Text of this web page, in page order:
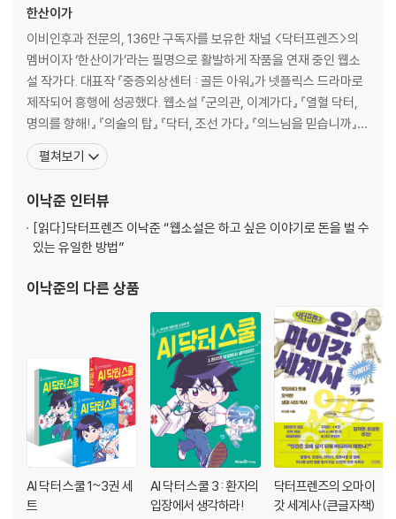
상에 사망률 50%에 가까운 괴사성 근막염까지 발생한 그를 제대로 치료
하려면 대한민국으로 이송해야만 한다. 백강혁은 ‘에어 앰뷸런스’를 요청
했지만 일정 조율과 비용 문제로 며칠을 기다려야 하는 수밖에 없는데….
[도서] 만화 중증외상센터 : 골든아워 5 (초판한정부록 : 한유림 의사증
(책과랩핑) )
대위의 수술을 성공적으로 마친 백강혁과 중증외상 팀. 다행히 별다른 부
사실을 가장 효과적으로 알릴 수 있을지 고민한다. 그런데 곧바로 알리기
는커녕 심각한 얼굴로 기자들에게 이현종 대위의 보호자 연락처를 물어보
는데... 그의 생사를 묻는 기자들과 전화 요청에도 멀쩡히 회복한 사실을 숨
국내 마약 유통 총책임자, 유지상! 그를 반드시 살려 내야 한다 무사히 헬
기 이착륙장을 건설하고 개소식을 이어가던 중, 마치 연출처럼 닥터헬기
한 대가 착륙장에 나타난다. 경찰 측의 주요 용의자이자 증인, 그리고 국내
마약 유통의 총책임자인 유지상이 치명상을 입고 쓰러진 상황. 마약 범죄
의 뿌리를 뽑기 위해서는 그의 증언이 꼭 필요하다! 하지만 유지상의 수술
은 처음부터 난관에 부딪히게 되는데…. 재원이 몸에 박힌 총알을 제거하
자, 올라간 혈압을 견디지 못하고 피가 사방으로 터져 나와 버리고 만다.
[도서] 만화 중증외상센터 : 골든아워 7 (초판종료)
한산이가
이비인후과 전문의, 136만 구독자를 보유한 채널 <닥터프렌즈>의
멤버이자 ‘한산이가’라는 필명으로 활발하게 작품을 연재 중인 웹소
설 작가다. 대표작 『중증외상센터 : 골든 아워』가 넷플릭스 드라마로
제작되어 흥행에 성공했다. 웹소설 『군의관, 이계가다』 『열혈 닥터,
명의를 향해!』 『의술의 탑』 『닥터, 조선 가다』 『의느님을 믿습니까』
『중증외상센터 : 골든 아워』 『A.I. 닥터』 『포스트 팬데믹』 『검은 머리
영국 의사』 『중증외상센터 : 외과의사 백강혁』, 글쓰기책 『웹소설의
I 닥터 스쿨』의 감수를
펼쳐보기
이낙준 인터뷰
[읽다] 닥터프렌즈 이낙준 “웹소설은 하고 싶은 이야기로 돈을 벌 수
있는 유일한 방법”
이낙준의 다른 상품
AI 닥터 스쿨 1~3권 세
트
AI 닥터 스쿨 3 : 환자의
입장에서 생각하라!
닥터프렌즈의 오마이
갓 세계사 (큰글자책)